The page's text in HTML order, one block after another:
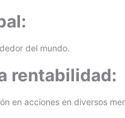
del mundo.
rentabilidad:
en acciones en diversos